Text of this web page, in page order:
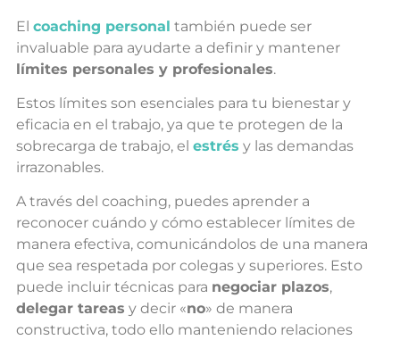
El coaching personal también puede ser
invaluable para ayudarte a definir y mantener
límites personales y profesionales.
Estos límites son esenciales para tu bienestar y
eficacia en el trabajo, ya que te protegen de la
sobrecarga de trabajo, el estrés y las demandas
irrazonables.
A través del coaching, puedes aprender a
reconocer cuándo y cómo establecer límites de
manera efectiva, comunicándolos de una manera
que sea respetada por colegas y superiores. Esto
puede incluir técnicas para negociar plazos,
delegar tareas y decir «no» de manera
constructiva, todo ello manteniendo relaciones